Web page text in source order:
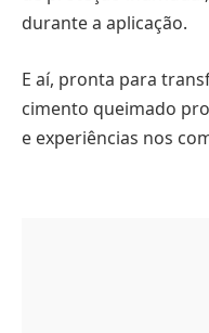
durante a aplicação.
E aí, pronta para
cimento queimado
e experiências nos